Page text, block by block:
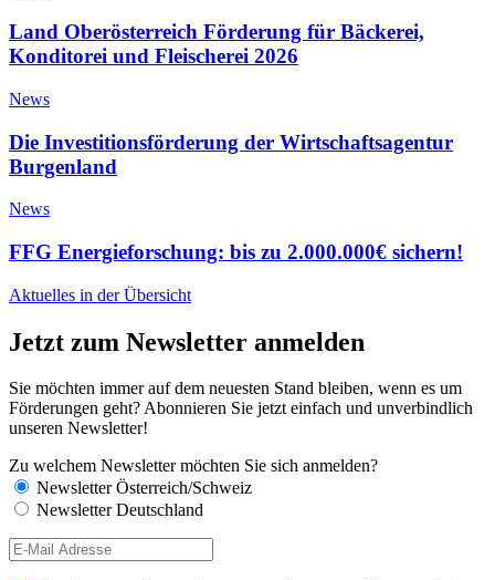
Land Oberösterreich Förderung für Bäckerei,
Konditorei und Fleischerei 2026
News
Die Investitionsförderung der Wirtschaftsagentur
Burgenland
News
FFG Energieforschung: bis zu 2.000.000€ sichern!
Aktuelles in der Übersicht
Jetzt zum Newsletter anmelden
Sie möchten immer auf dem neuesten Stand bleiben, wenn es um
Förderungen geht? Abonnieren Sie jetzt einfach und unverbindlich
unseren Newsletter!
Zu welchem Newsletter möchten Sie sich anmelden?
Newsletter Österreich/Schweiz
Newsletter Deutschland